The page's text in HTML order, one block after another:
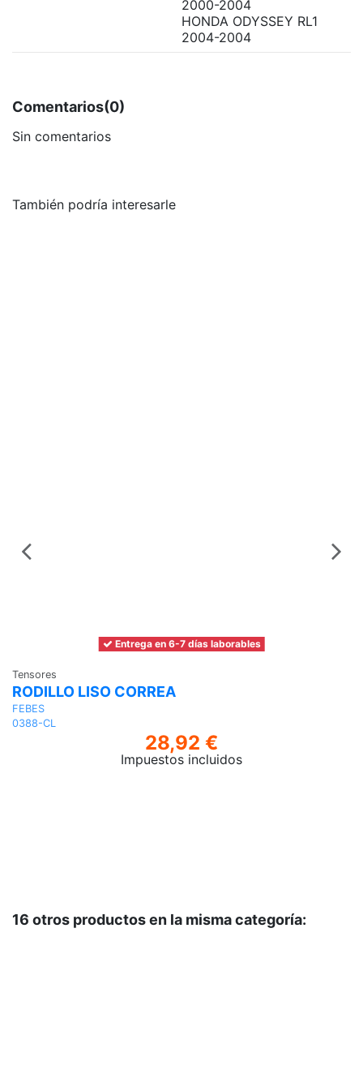
2000-2004
HONDA ODYSSEY RL1
2004-2004
Comentarios(0)
Sin comentarios
También podría interesarle
Entrega en 6-7 días laborables
Tensores
RODILLO LISO CORREA
FEBES
0388-CL
28,92 €
Impuestos incluidos
16 otros productos en la misma categoría: